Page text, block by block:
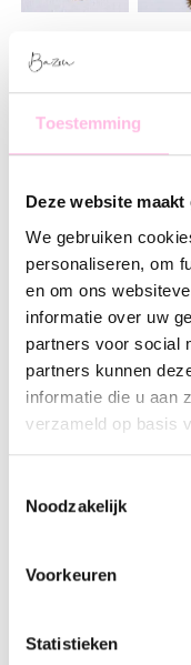
Toestemming
Deze website
We gebruiken
personaliseren, om
en om ons
informatie over uw
partners voor social
partners kunnen
informatie die u aan
verzameld op basis
Noodzakelijk
Voorkeuren
Statistieken
Beaded
beads -
€ 32.95€ 24.95
Coral Fuchsia
Lilac
Free shipping from €35
100% waterproof
Premium stainless steel
Description
must-have for your
beads and bright